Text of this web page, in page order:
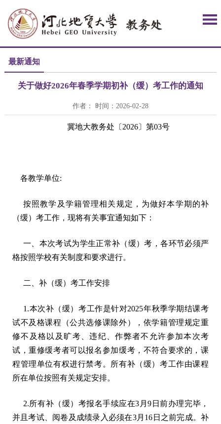
最新通知
关于做好2026年春季学期初补（缓）考工作的通知
作者： 时间：2026-02-28
冀地大教务处〔 2026〕 第03号
各教学单位:
按照教学及学籍管理相关规定，为做好本学期的补
（缓）考工作，现将有关事宜通知如下：
一、本次考试为学生正常补（缓）考，各环节必须严
格按照学校有关制度和要求进行。
二、补（缓）考工作安排
1.本次补（缓）考工作是针对2025年秋季学期结课考
试不及格课程（公共选修课除外），依学籍管理规定重
修不及格以及旷考、违纪、作弊者不允许参加本次考
试，重修缓考者可以报名参加缓考，不符合要求的，课
程管理单位有权进行禁考。所有补（缓）考工作由课程
所在单位按照有关规定安排。
2.所有补（缓）考报名手续应在3月9日前办理完毕，
并且考试、阅卷及成绩录入必须在3月16日之前完成。补